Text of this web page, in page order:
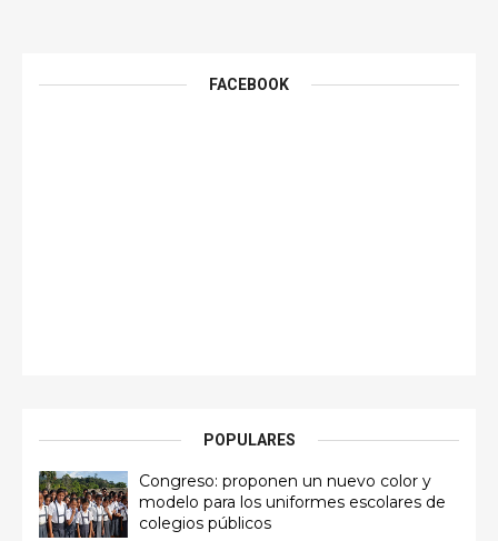
FACEBOOK
POPULARES
Congreso: proponen un nuevo color y
modelo para los uniformes escolares de
colegios públicos